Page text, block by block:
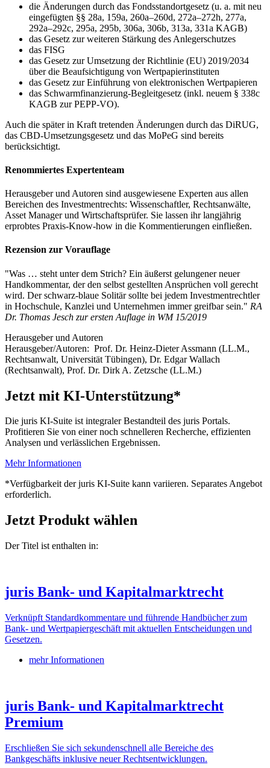
die Änderungen durch das Fondsstandortgesetz (u. a. mit neu
eingefügten §§ 28a, 159a, 260a–260d, 272a–272h, 277a,
292a–292c, 295a, 295b, 306a, 306b, 313a, 331a KAGB)
das Gesetz zur weiteren Stärkung des Anlegerschutzes
das FISG
das Gesetz zur Umsetzung der Richtlinie (EU) 2019/2034
über die Beaufsichtigung von Wertpapierinstituten
das Gesetz zur Einführung von elektronischen Wertpapieren
das Schwarmfinanzierung-Begleitgesetz (inkl. neuem § 338c
KAGB zur PEPP-VO).
Auch die später in Kraft tretenden Änderungen durch das DiRUG,
das CBD-Umsetzungsgesetz und das MoPeG sind bereits
berücksichtigt.
Renommiertes Expertenteam
Herausgeber und Autoren sind ausgewiesene Experten aus allen
Bereichen des Investmentrechts: Wissenschaftler, Rechtsanwälte,
Asset Manager und Wirtschaftsprüfer. Sie lassen ihr langjährig
erprobtes Praxis-Know-how in die Kommentierungen einfließen.
Rezension zur Vorauflage
"Was … steht unter dem Strich? Ein äußerst gelungener neuer
Handkommentar, der den selbst gestellten Ansprüchen voll gerecht
wird. Der schwarz-blaue Solitär sollte bei jedem Investmentrechtler
in Hochschule, Kanzlei und Unternehmen immer greifbar sein." RA
Dr. Thomas Jesch zur ersten Auflage in WM 15/2019
Herausgeber und Autoren
Herausgeber/Autoren: Prof. Dr. Heinz-Dieter Assmann (LL.M.,
Rechtsanwalt, Universität Tübingen), Dr. Edgar Wallach
(Rechtsanwalt), Prof. Dr. Dirk A. Zetzsche (LL.M.)
Jetzt mit KI-Unterstützung*
Die juris KI-Suite ist integraler Bestandteil des juris Portals.
Profitieren Sie von einer noch schnelleren Recherche, effizienten
Analysen und verlässlichen Ergebnissen.
Mehr Informationen
*Verfügbarkeit der juris KI-Suite kann variieren. Separates Angebot
erforderlich.
Jetzt Produkt wählen
Der Titel ist enthalten in:
juris Bank- und Kapitalmarktrecht
Verknüpft Standardkommentare und führende Handbücher zum
Bank- und Wertpapiergeschäft mit aktuellen Entscheidungen und
Gesetzen.
mehr Informationen
juris Bank- und Kapitalmarktrecht
Premium
Erschließen Sie sich sekundenschnell alle Bereiche des
Bankgeschäfts inklusive neuer Rechtsentwicklungen.